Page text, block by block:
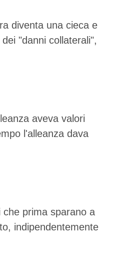
diventa una cieca e
"danni collaterali",
aveva valori
l'alleanza dava
prima sparano a
indipendentemente